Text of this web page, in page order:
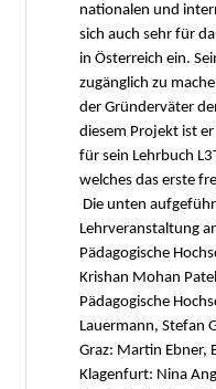
nationalen und
sich auch sehr für
in Österreich ein.
zugänglich zu
der Gründerväter
diesem Projekt ist
für sein Lehrbuch
welches das erste
Die unten
Lehrveranstaltung
Pädagogische
Krishan Mohan
Pädagogische
Lauermann, Stefan
Graz: Martin Ebner,
Klagenfurt: Nina